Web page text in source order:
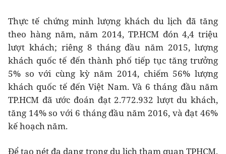
Thực tế chứng minh lượng khách du lịch đã tăng
theo hàng năm, năm 2014, TP.HCM đón 4,4 triệu
lượt khách; riêng 8 tháng đầu năm 2015, lượng
khách quốc tế đến thành phố tiếp tục tăng trưởng
5% so với cùng kỳ năm 2014, chiếm 56% lượng
khách quốc tế đến Việt Nam. Và 6 tháng đầu năm
TP.HCM đã ước đoán đạt 2.772.932 lượt du khách,
tăng 14% so với 6 tháng đầu năm 2016, và đạt 46%
kế hoạch năm.
Để tạo nét đa dạng trong du lịch tham quan TPHCM,